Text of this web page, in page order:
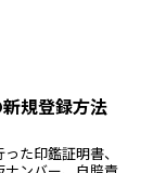
規登録方法
た印鑑証明書、